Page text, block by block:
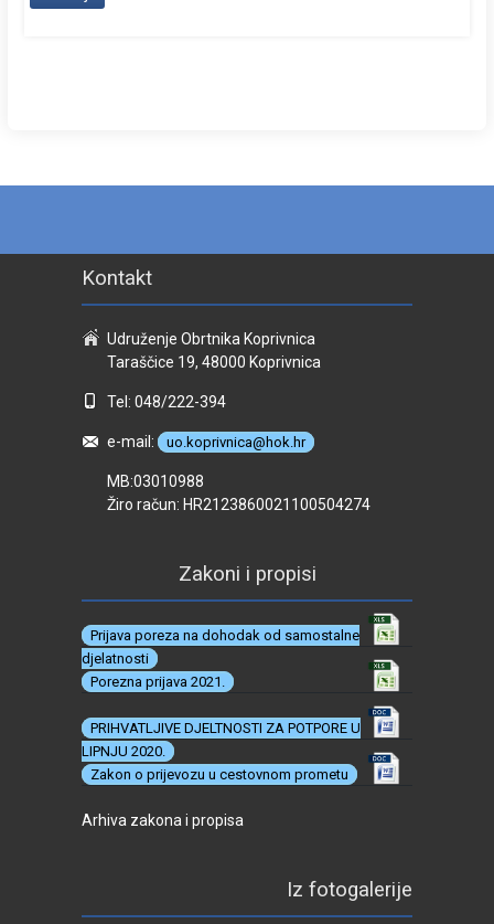
Kontakt
Udruženje Obrtnika Koprivnica
Taraščice 19, 48000 Koprivnica
Tel: 048/222-394
e-mail: uo.koprivnica@hok.hr
MB:03010988
Žiro račun: HR2123860021100504274
Zakoni i propisi
Prijava poreza na dohodak od samostalne
djelatnosti
Porezna prijava 2021.
PRIHVATLJIVE DJELTNOSTI ZA POTPORE U
LIPNJU 2020.
Zakon o prijevozu u cestovnom prometu
Arhiva zakona i propisa
Iz fotogalerije